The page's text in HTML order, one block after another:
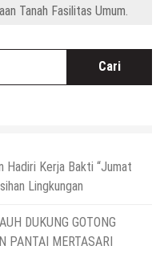
Tanah Fasilitas Umum.
Hadiri Kerja Bakti “Jumat
Lingkungan
DUKUNG GOTONG
PANTAI MERTASARI